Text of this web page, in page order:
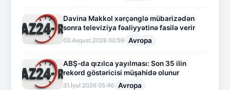
Davina Makkol xərçənglə mübarizədən
sonra televiziya fəaliyyətinə fasilə verir
03.Avqust.2026 00:59 Avropa
ABŞ-da qızılca yayılması: Son 35 ilin
rekord göstəricisi müşahidə olunur
31.İyul.2026 05:46 Avropa